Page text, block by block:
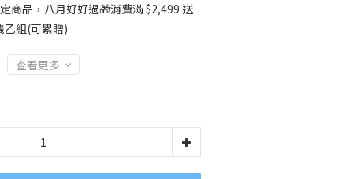
商品，八月好好過🎁消費滿 $2,499 送
乙組(可累贈)
查看更多